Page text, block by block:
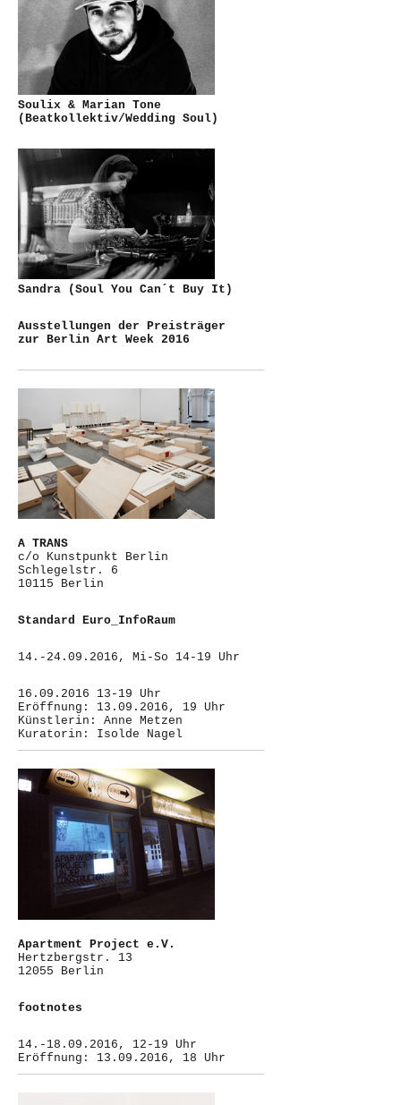
Soulix & Marian Tone
(Beatkollektiv/Wedding Soul)
Sandra (Soul You Can´t Buy It)
Ausstellungen der Preisträger
zur Berlin Art Week 2016
A TRANS
c/o Kunstpunkt Berlin
Schlegelstr. 6
10115 Berlin
Standard Euro_InfoRaum
14.-24.09.2016, Mi-So 14-19 Uhr
16.09.2016 13-19 Uhr
Eröffnung: 13.09.2016, 19 Uhr
Künstlerin: Anne Metzen
Kuratorin: Isolde Nagel
Apartment Project e.V.
Hertzbergstr. 13
12055 Berlin
footnotes
14.-18.09.2016, 12-19 Uhr
Eröffnung: 13.09.2016, 18 Uhr